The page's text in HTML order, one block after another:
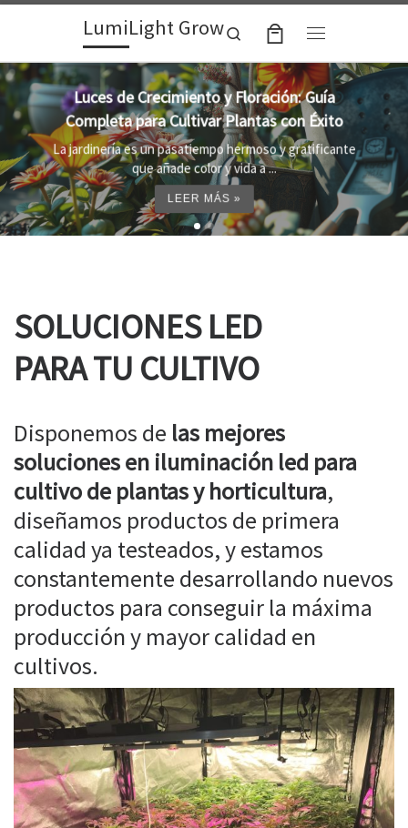
Skip to contentLumiLight Grow
Search
Lámparas para indoor: la clave para un
crecimiento óptimo de tus plantas
Al cultivar plantas en el interior, es importante
proporcionar el entorno adecuado ...
LEER MÁS »
SOLUCIONES LED
PARA TU CULTIVO
Disponemos de las mejores
soluciones en iluminación led para
cultivo de plantas y horticultura,
diseñamos productos de primera
calidad ya testeados, y estamos
constantemente desarrollando nuevos
productos para conseguir la máxima
producción y mayor calidad en
cultivos.